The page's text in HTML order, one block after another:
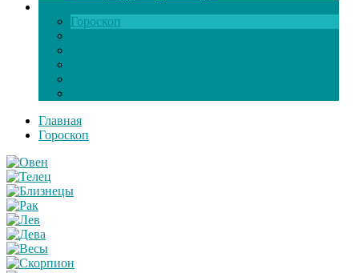
Гороскоп
Главная
Гороскоп